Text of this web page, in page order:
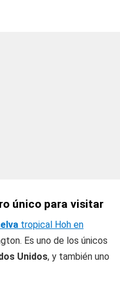
único para visitar
tropical Hoh en
Es uno de los únicos
Unidos, y también uno